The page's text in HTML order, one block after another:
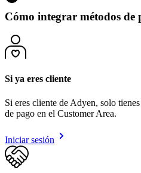
Cómo integrar métodos de
Si ya eres cliente
Si eres cliente de Adyen, solo
de pago en el Customer Area.
Iniciar sesión